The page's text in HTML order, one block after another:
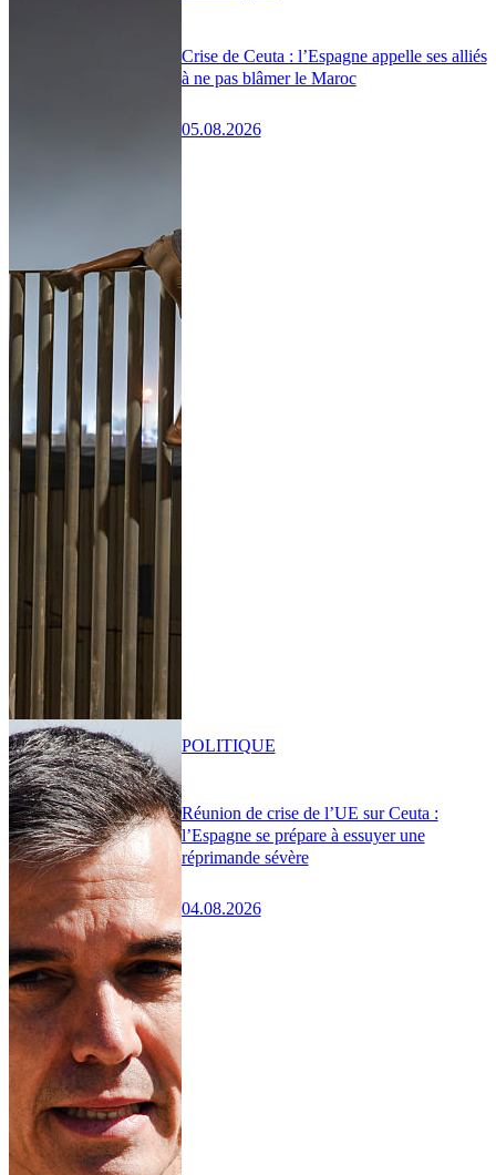
Crise de Ceuta : l’Espagne appelle ses alliés
à ne pas blâmer le Maroc
05.08.2026
Réunion de crise de l’UE sur Ceuta :
l’Espagne se prépare à essuyer une
réprimande sévère
04.08.2026
POLITIQUE